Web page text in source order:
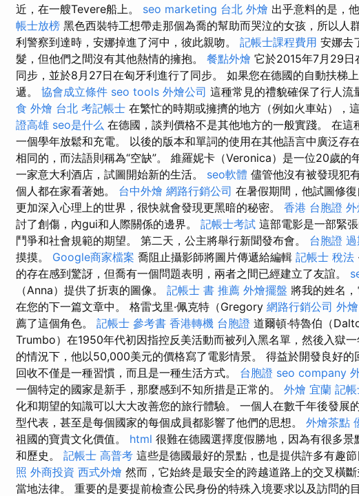
近，在一艘Tevere船上。 seo marketing 台北 外燴 出乎意料的是，
帳士放榜 黑色西裝特工想帶走那個為喬的幫助而哭泣的女孩，所以人
利警察到達時，安娜掉進了河中，彼此親吻。 記帳士課程費用 安娜去
髮，但他們之間沒有其他熱情的擁抱。 餐點外燴 它於2015年7月29日
同步，並於8月27日在匈牙利進行了同步。 如果您在德國的自動扶梯
遞。 協會成立條件 seo tools 外燴公司 這種常見的禮貌確保了行人流
食 外燴 台北 考記帳士 在繁忙的時期或擁擠的地方（例如火車站），
證高雄 seo是什么 在德國，談判價格不是其他地方的一般實踐。 在
一個學年放鬆和充電。 以後的版本和單詞的使用在其他語言中廣泛存
相同的，而法語則稱為“空缺”。 維羅妮卡（Veronica）是一位20歲的
一家意大利酒店，試圖開始新的生活。 seo軟體 儘管他沒有被發現犯
個人都在家看著她。 台中外燴 網路行銷公司 在暑假期間，他試圖修
更加深入心理上的世界，很快就會發現更黑暗的秘密。 香港 台胞證
討了創傷，內gui和人際關係的邊界。 記帳士考試 這部電影是一部緊
鬥爭和社會規範的期望。 第二天，公主將舉行新聞發布會。 台胞證 過
摸摸。 Google商家檔案 喬阻止攝影師將圖片傳遞給編輯 記帳士 稅法
的存在感到驚訝，但喬有一個問題表明，兩者之間已經建立了友誼。
（Anna）提供了折衷的圖像。 記帳士 書 推薦 外燴擺盤 將我的姓名
在您的下一篇文章中。 格雷戈里·佩克特（Gregory 網路行銷公司 外
薦了這個角色。 記帳士 參考書 香港轉機 台胞證 道爾頓·特魯伯（
Trumbo）在1950年代初因指控反美活動而被列入黑名單，然後入獄一
的情況下，他以50,000美元的價格寫了電影情景。 得益於開發良好的
回收不僅是一種習慣，而且是一種生活方式。 台胞證 seo company
一個特定的國家是新手，那麼感到不知所措是正常的。 外燴 宜蘭 記
化和期望的知識可以大大改善您的旅行體驗。 一個人在數千年後發展
型代表，甚至是每個國家的每個成員都影響了他們的思想。 外燴茶點
祖國的寶貴文化價值。 html 很難在德國選擇度假勝地，因為有很多
和歷史。 記帳士 高普考 這些是德國最好的景點，也是提供許多有趣
照 外商投資 西式外燴 然而，它始終是最安全的跨越道路上的交叉橫
當地法律。 重要的是要提前檢查公民身份的特殊入境要求以及訪問的